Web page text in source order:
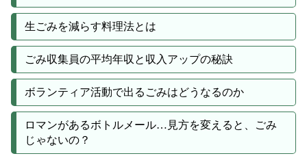
生ごみを減らす料理法とは
ごみ収集員の平均年収と収入アップの秘訣
ボランティア活動で出るごみはどうなるのか
ロマンがあるボトルメール…見方を変えると、ごみ
じゃないの？